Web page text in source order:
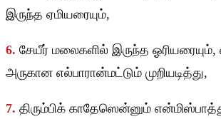
இருந்த ஏமியரையும்,
6. சேயீர் மலைகளில் இருந்த
அருகான எல்பாரான்மட்டும் முறியடித்து,
7. திரும்பிக் காதேஸென்னும்